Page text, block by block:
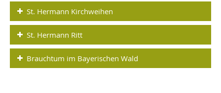
St. Hermann Kirchweihen
St. Hermann Ritt
Brauchtum im Bayerischen Wald